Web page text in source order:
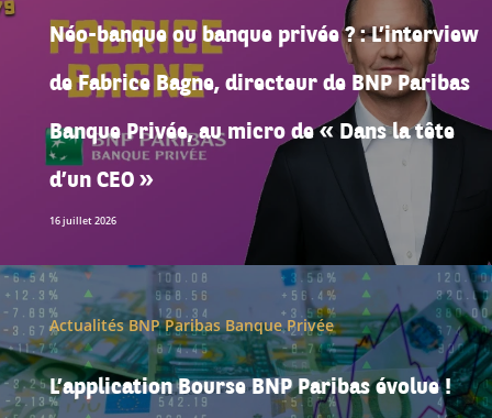
Néo-banque ou banque privée ? : L’interview
de Fabrice Bagne, directeur de BNP Paribas
Banque Privée, au micro de « Dans la tête
d’un CEO »
16 juillet 2026
Actualités BNP Paribas Banque Privée
L’application Bourse BNP Paribas évolue !